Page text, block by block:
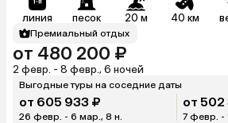
линия песок 20 м 40 км
Премиальный отдых
от 480 200 ₽
2 февр. - 8 февр., 6 ночей
Выгодные туры на соседние даты
от 605 933 ₽
26 февр. - 6 мар., 8 н.
от 502
7 февр. -